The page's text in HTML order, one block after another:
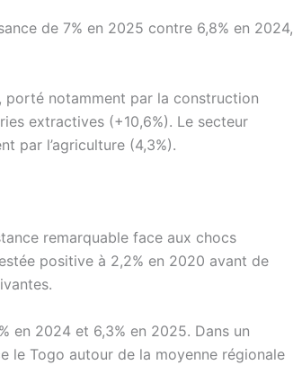
de 7% en 2025 contre 6,8% en 2024,
porté notamment par la construction
extractives (+10,6%). Le secteur
par l’agriculture (4,3%).
remarquable face aux chocs
positive à 2,2% en 2020 avant de
en 2024 et 6,3% en 2025. Dans un
le Togo autour de la moyenne régionale